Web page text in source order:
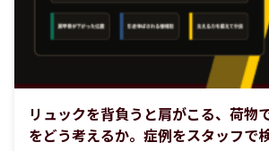
リュックを背負うと肩がこる、荷物
をどう考えるか。症例をスタッフで